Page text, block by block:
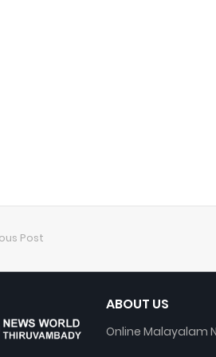
Post
ABOUT US
Online Malayalam